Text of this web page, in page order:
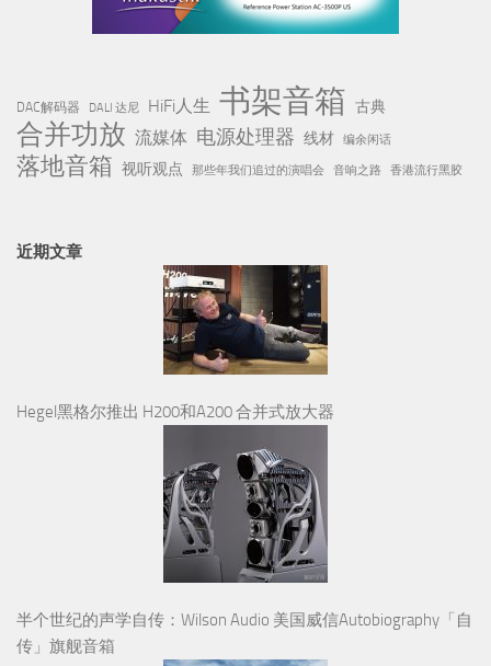
DAC解码器 DALI 达尼 HiFi人生 书架音箱 古典
合并功放 流媒体 电源处理器 线材 编余闲话
落地音箱 视听观点 那些年我们追过的演唱会 音响之路 香港流行黑胶
近期文章
Hegel黑格尔推出 H200和A200 合并式放大器
半个世纪的声学自传：Wilson Audio 美国威信Autobiography「自
传」旗舰音箱